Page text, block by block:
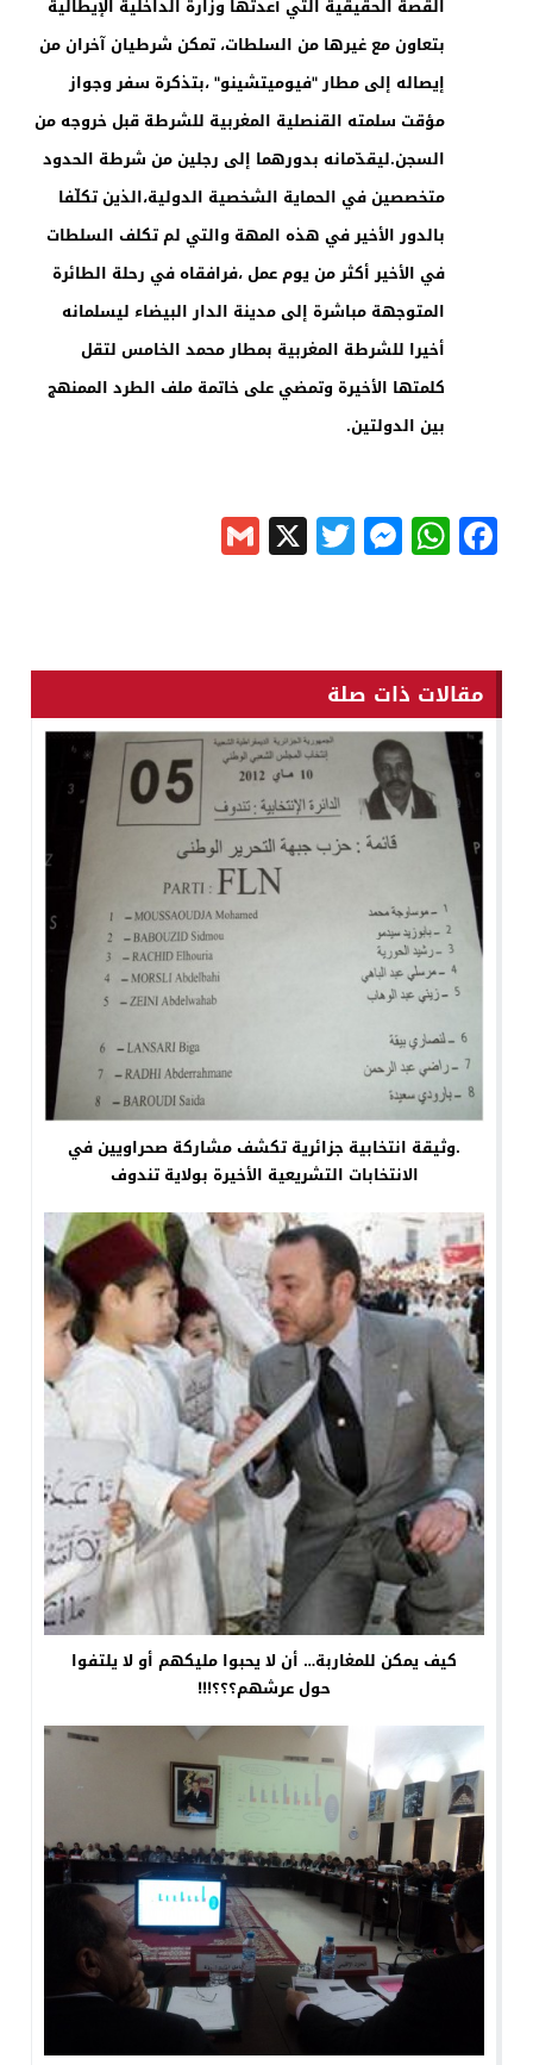
القصة الحقيقية التي أعدتها وزارة الداخلية الإيطالية
بتعاون مع غيرها من السلطات، تمكن شرطيان آخران من
إيصاله إلى مطار "فيوميتشينو" ،بتذكرة سفر وجواز
مؤقت سلمته القنصلية المغربية للشرطة قبل خروجه من
السجن.ليقدّمانه بدورهما إلى رجلين من شرطة الحدود
متخصصين في الحماية الشخصية الدولية،الذين تكلّفا
بالدور الأخير في هذه المهة والتي لم تكلف السلطات
في الأخير أكثر من يوم عمل ،فرافقاه في رحلة الطائرة
المتوجهة مباشرة إلى مدينة الدار البيضاء ليسلمانه
أخيرا للشرطة المغربية بمطار محمد الخامس لتقل
كلمتها الأخيرة وتمضي على خاتمة ملف الطرد الممنهج
بين الدولتين.
Facebook
WhatsApp
Messenger
Twitter
X
مقالات ذات صلة
.وثيقة انتخابية جزائرية تكشف مشاركة صحراويين في
الانتخابات التشريعية الأخيرة بولاية تندوف
كيف يمكن للمغاربة… أن لا يحبوا مليكهم أو لا يلتفوا
حول عرشهم؟؟؟!!!